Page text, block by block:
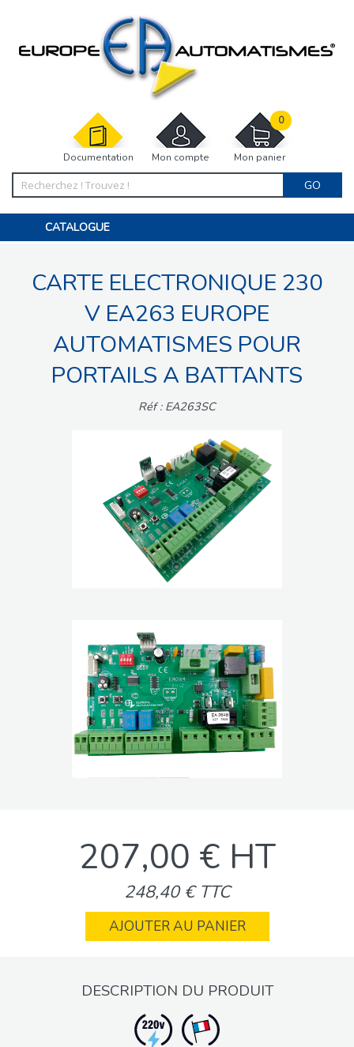
Documentation Mon compte Mon panier
0
GO
CATALOGUE
MOTORISATIONS
ACCESSOIRES ET ELECTRONIQUES
INTERPHONES VISIOPHONES
CARTE ELECTRONIQUE 230
V EA263 EUROPE
AUTOMATISMES POUR
PORTAILS A BATTANTS
Réf : EA263SC
207,00 € HT
248,40 € TTC
AJOUTER AU PANIER
DESCRIPTION DU PRODUIT